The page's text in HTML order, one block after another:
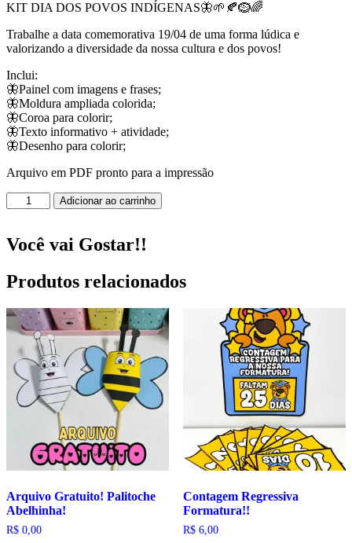
KIT DIA DOS POVOS INDÍGENAS🦋🌱🍂🪹🌈
Trabalhe a data comemorativa 19/04 de uma forma lúdica e
valorizando a diversidade da nossa cultura e dos povos!
Inclui:
🦋Painel com imagens e frases;
🦋Moldura ampliada colorida;
🦋Coroa para colorir;
🦋Texto informativo + atividade;
🦋Desenho para colorir;
Arquivo em PDF pronto para a impressão
Dia
Povos
Indígenas!
Adicionar ao carrinho
Você vai Gostar!!
Produtos relacionados
Arquivo Gratuito! Palitoche
Abelhinha!
R$ 0,00
Contagem Regressiva
Formatura!!
R$6,00